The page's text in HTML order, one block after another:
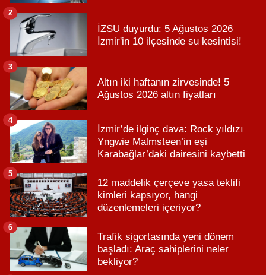
İZSU duyurdu: 5 Ağustos 2026
İzmir'in 10 ilçesinde su kesintisi!
2
Altın iki haftanın zirvesinde! 5
Ağustos 2026 altın fiyatları
3
İzmir’de ilginç dava: Rock yıldızı
Yngwie Malmsteen’in eşi
Karabağlar’daki dairesini kaybetti
4
12 maddelik çerçeve yasa teklifi
kimleri kapsıyor, hangi
düzenlemeleri içeriyor?
5
Trafik sigortasında yeni dönem
başladı: Araç sahiplerini neler
bekliyor?
6